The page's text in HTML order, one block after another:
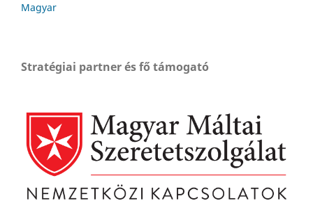
Magyar
Stratégiai partner és fő támogató